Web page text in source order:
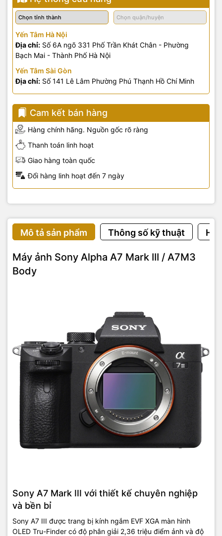
Yến Tâm Hà Nội
Địa chỉ: Số 6A ngõ 331 Phố Trần Khát Chân - Phường
Bạch Mai - Thành Phố Hà Nội
Yến Tâm Sài Gòn
Địa chỉ: Số 141 Lê Lâm Phường Phú Thạnh Hồ Chí Minh
Cam kết bán hàng
Hàng chính hãng. Nguồn gốc rõ ràng
Thanh toán linh hoạt
Giao hàng toàn quốc
Đổi hàng linh hoạt đến 7 ngày
Mô tả sản phẩm Thông số kỹ thuật
Máy ảnh Sony Alpha A7 Mark III / A7M3
Body
Sony A7 Mark III với thiết kế chuyên nghiệp
và bền bỉ
Sony A7 III được trang bị kính ngắm EVF XGA màn hình
OLED Tru-Finder có độ phân giải 2,36 triệu điểm ảnh và độ